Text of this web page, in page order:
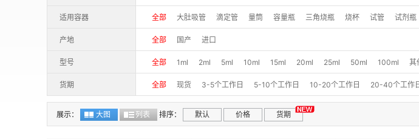
适用容器 全部 大肚吸管 滴定管 量筒 容量瓶 三角烧瓶 烧杯 试管 试剂瓶
产地 全部 国产 进口
型号 全部 1ml 2ml 5ml 10ml 15ml 20ml 25ml 50ml 100ml 其
货期 全部 现货 3-5个工作日 5-10个工作日 10-20个工作日 20-40个工作
展示： 大图 列表 排序： 默认 价格 货期